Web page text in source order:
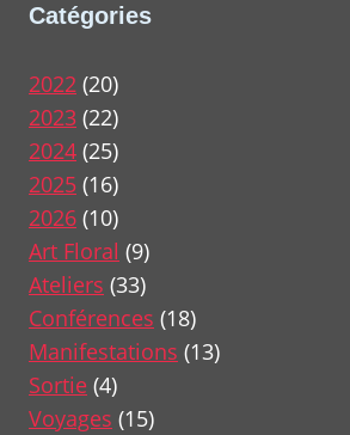
Catégories
2022 (20)
2023 (22)
2024 (25)
2025 (16)
2026 (10)
Art Floral (9)
Ateliers (33)
Conférences (18)
Manifestations (13)
Sortie (4)
Voyages (15)